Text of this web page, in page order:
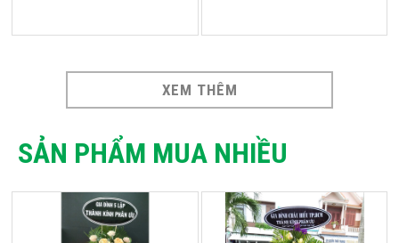
XEM THÊM
SẢN PHẨM MUA NHIỀU